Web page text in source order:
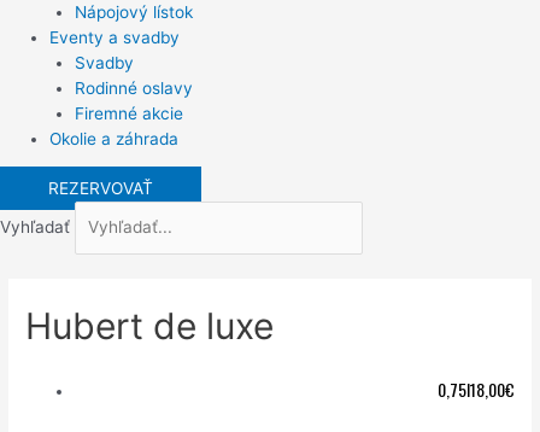
Nápojový lístok
Eventy a svadby
Svadby
Rodinné oslavy
Firemné akcie
Okolie a záhrada
REZERVOVAŤ
Vyhľadať
Hubert de luxe
0,75l18,00€